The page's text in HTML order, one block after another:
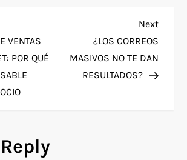
VENTAS
POR QUÉ
Next
Post
Next
¿LOS CORREOS
MASIVOS NO TE DAN
RESULTADOS?